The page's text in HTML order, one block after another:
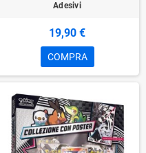
Adesivi
19,90 €
COMPRA